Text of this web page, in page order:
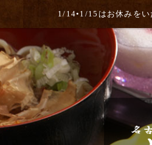
1/14•1/15はお休みをい